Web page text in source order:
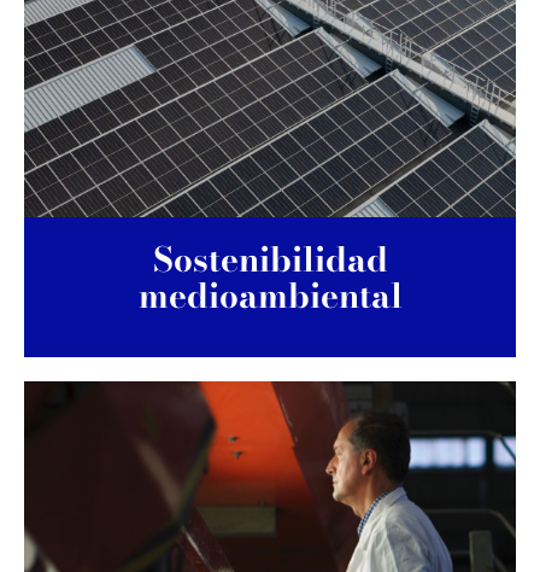
Sostenibilidad
medioambiental